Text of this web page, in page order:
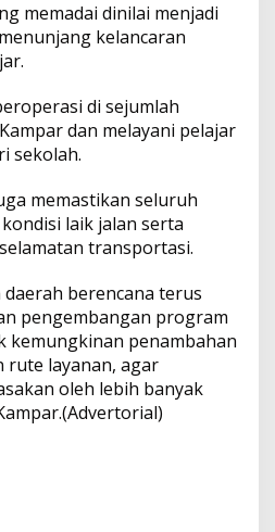
memadai dinilai menjadi
kelancaran
di sejumlah
dan melayani pelajar
sekolah.
memastikan seluruh
laik jalan serta
transportasi.
berencana terus
pengembangan program
kemungkinan penambahan
rute layanan, agar
oleh lebih banyak